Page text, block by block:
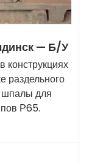
— Б/У
раздельного
шпалы для
Р65.